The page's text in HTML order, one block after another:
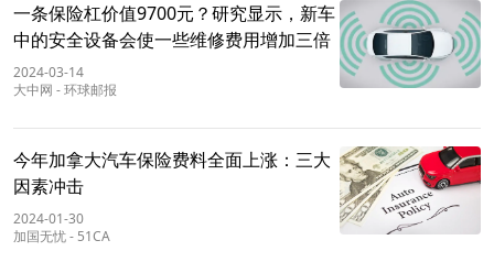
一条保险杠价值9700元？研究显示，新车
中的安全设备会使一些维修费用增加三倍
2024-03-14
大中网 -环球邮报
今年加拿大汽车保险费料全面上涨：三大
因素冲击
2024-01-30
加国无忧- 51CA